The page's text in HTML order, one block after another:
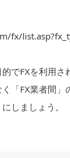
fx/
でFXを利用さ
「FX業者間」
しましょう。